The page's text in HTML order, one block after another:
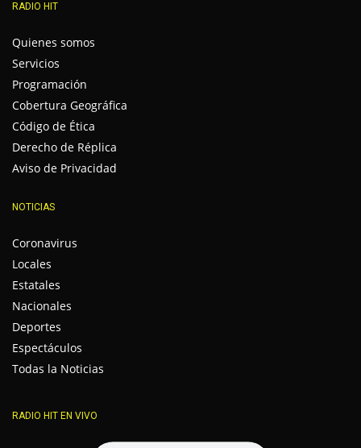
RADIO HIT
Quienes somos
Servicios
Programación
Cobertura Geográfica
Código de Ética
Derecho de Réplica
Aviso de Privacidad
NOTICIAS
Coronavirus
Locales
Estatales
Nacionales
Deportes
Espectáculos
Todas la Noticias
RADIO HIT EN VIVO